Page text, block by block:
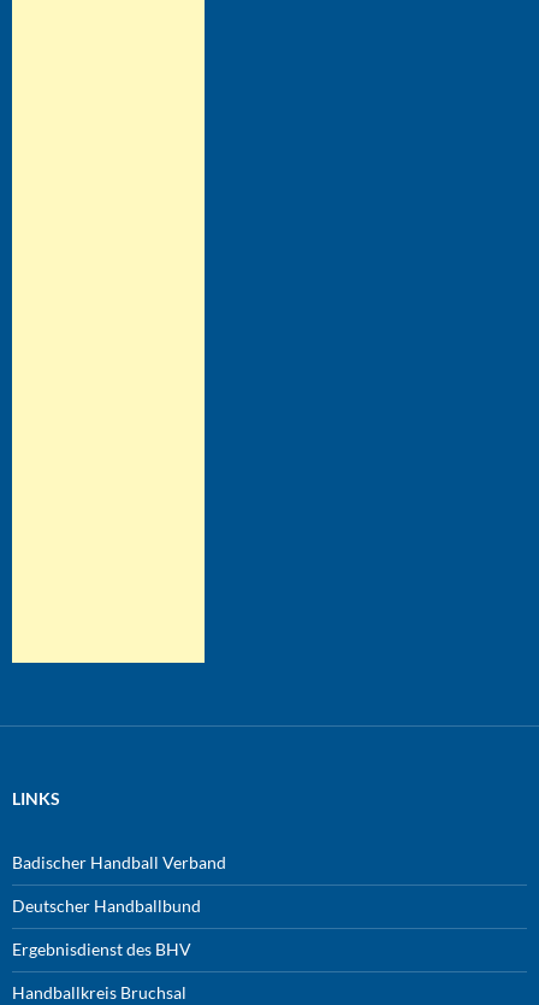
LINKS
Badischer Handball Verband
Deutscher Handballbund
Ergebnisdienst des BHV
Handballkreis Bruchsal